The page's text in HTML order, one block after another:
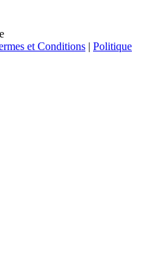
et Conditions
Politique